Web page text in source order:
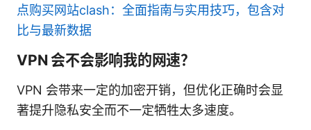
点购买网站clash：全面指南与实用技巧，包含对
比与最新数据
VPN 会不会影响我的网速？
VPN 会带来一定的加密开销，但优化正确时会显
著提升隐私安全而不一定牺牲太多速度。